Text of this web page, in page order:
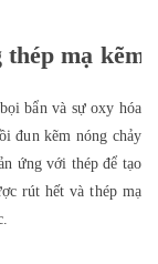
thép mạ kẽm
bẩn và sự oxy hóa
đun kẽm nóng chảy
ứng với thép để tạo
rút hết và thép mạ